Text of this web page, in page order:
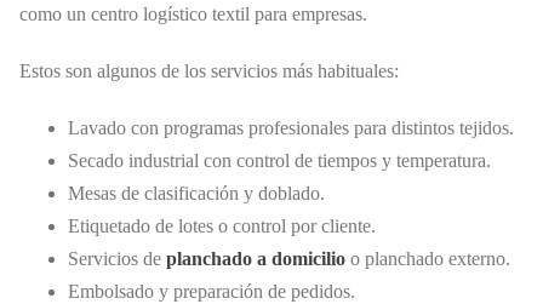
como un centro logístico textil para empresas.
Estos son algunos de los servicios más habituales:
Lavado con programas profesionales para distintos tejidos.
Secado industrial con control de tiempos y temperatura.
Mesas de clasificación y doblado.
Etiquetado de lotes o control por cliente.
Servicios de planchado a domicilio o planchado externo.
Embolsado y preparación de pedidos.